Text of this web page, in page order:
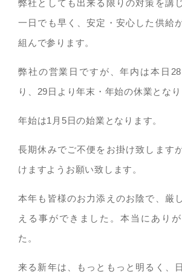
弊社としても出来る限りの対策を講
一日でも早く、安定・安心した供給
組んで参ります。
弊社の営業日ですが、年内は本日
り、29日より年末・年始の休業となり
年始は1月5日の始業となります。
長期休みでご不便をお掛け致します
けますようお願い致します。
本年も皆様のお力添えのお陰で、厳
える事ができました。本当にあり
た。
来る新年は、もっともっと明るく、